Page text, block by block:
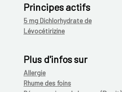
Principes actifs
5 mg Dichlorhydrate de
Lévocétirizine
Plus d'infos sur
Allergie
Rhume des foins